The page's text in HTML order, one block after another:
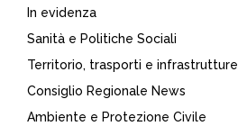
In evidenza
Sanità e Politiche Sociali
Territorio, trasporti e infrastrutture
Consiglio Regionale News
Ambiente e Protezione Civile